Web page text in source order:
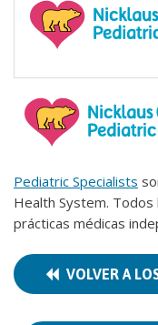
Pediatric Specialists
Health System.
prácticas médicas
VOLVER A